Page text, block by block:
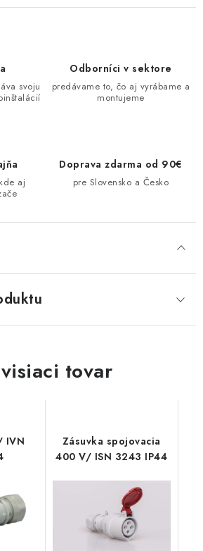
Ochrana osobných údajov
Kontakt
svoju
Odborníci v sektore
predávame to, čo aj vyrábame a
montujeme
aj
Doprava zdarma od 90€
pre Slovensko a Česko
tovar
IVN
Zásuvka spojovacia
400 V/ ISN 3243 IP44